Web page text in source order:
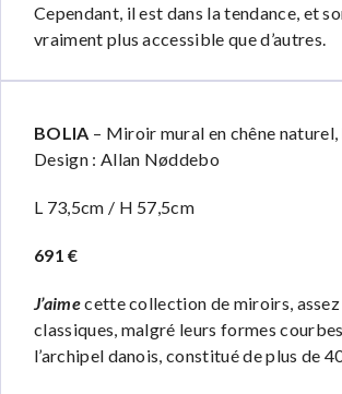
Cependant, il est dans la tendance, et
vraiment plus accessible que d’autres.
BOLIA – Miroir mural en chêne naturel,
Design : Allan Nøddebo
L 73,5cm / H 57,5cm
691 €
J’aimecette collection de miroirs, assez
classiques, malgré leurs formes
l’archipel danois, constitué de plus de